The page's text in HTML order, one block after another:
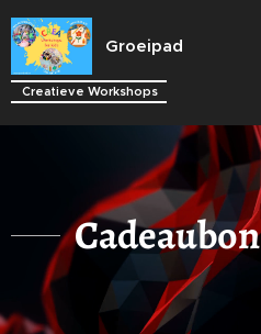
Groeipad
Creatieve Workshops
Cadeaubon